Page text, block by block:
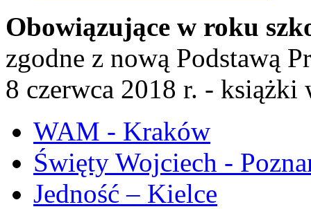
Obowiązujące w roku
zgodne z nową Podstawą
8 czerwca 2018 r. -
WAM - Kraków
Święty Wojciech -
Jedność – Kielce